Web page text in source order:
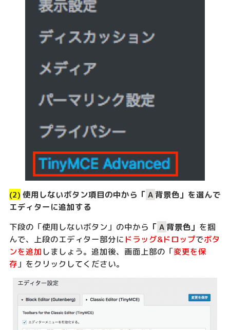
(2) 使用しないボタン項目の中から「 A 背景色」を選んで
エディターに追加する
下段の「使用しないボタン」の中から 「 A 背景色」 を掴
んで、上段のエディター部分に ドラッグ&ドロップでボタ
ンを追加 しましょう。追加後、画面上部の「変更を保
存 」をクリックしてください。